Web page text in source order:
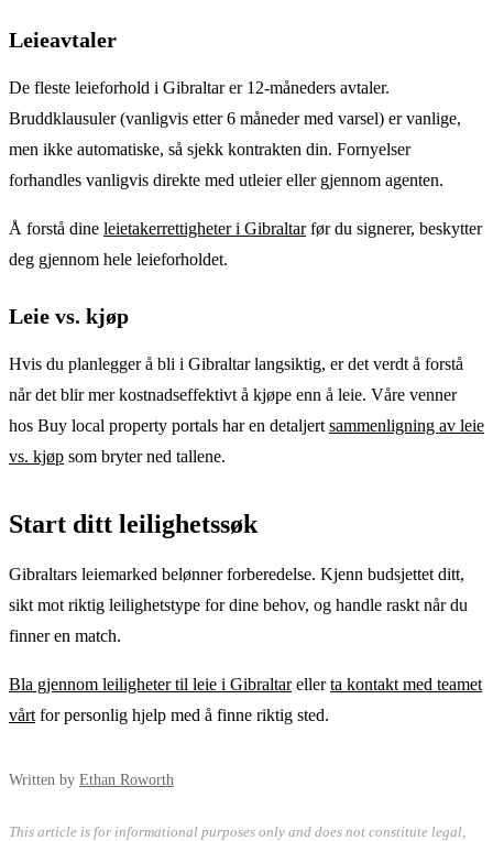
Leieavtaler
De fleste leieforhold i Gibraltar er 12-måneders avtaler.
Bruddklausuler (vanligvis etter 6 måneder med varsel) er vanlige,
men ikke automatiske, så sjekk kontrakten din. Fornyelser
forhandles vanligvis direkte med utleier eller gjennom agenten.
Å forstå dine leietakerrettigheter i Gibraltarfør du signerer, beskytter
deg gjennom hele leieforholdet.
Leie vs. kjøp
Hvis du planlegger å bli i Gibraltar langsiktig, er det verdt å forstå
når det blir mer kostnadseffektivt å kjøpe enn å leie. Våre venner
hos Buy local property portals har en detaljert sammenligning av leie
vs. kjøp som bryter ned tallene.
Start ditt leilighetssøk
Gibraltars leiemarked belønner forberedelse. Kjenn budsjettet ditt,
sikt mot riktig leilighetstype for dine behov, og handle raskt når du
finner en match.
Bla gjennom leiligheter til leie i Gibraltarellerta kontakt med teamet
vårt for personlig hjelp med å finne riktig sted.
Written by Ethan Roworth
This article is for informational purposes only and does not constitute legal,